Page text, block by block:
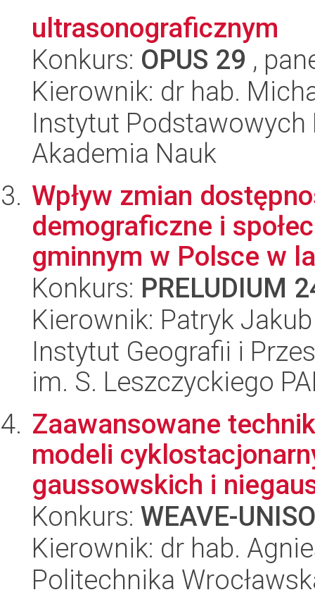
ultrasonograficznym
Konkurs: OPUS 29 ,
Kierownik: dr hab.
Instytut
Akademia Nauk
Wpływ zmian
demograficzne i
gminnym w Polsce w
Konkurs: PRELUDIUM
Kierownik: Patryk
Instytut Geografii i
im. S. Leszczyckiego
Zaawansowane
modeli
gaussowskich i
Konkurs: WEAVE-
Kierownik: dr hab.
Politechnika